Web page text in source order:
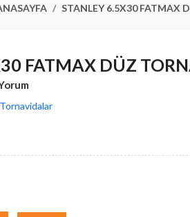
STANLEY 6.5X30 FATMAX
FATMAX DÜZ